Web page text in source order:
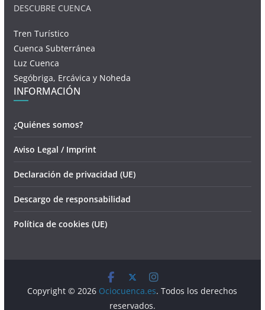
DESCUBRE CUENCA
Tren Turístico
Cuenca Subterránea
Luz Cuenca
Segóbriga, Ercávica y Noheda
INFORMACIÓN
¿Quiénes somos?
Aviso Legal / Imprint
Declaración de privacidad (UE)
Descargo de responsabilidad
Política de cookies (UE)
Copyright © 2026 Ociocuenca.es. Todos los derechos
reservados.